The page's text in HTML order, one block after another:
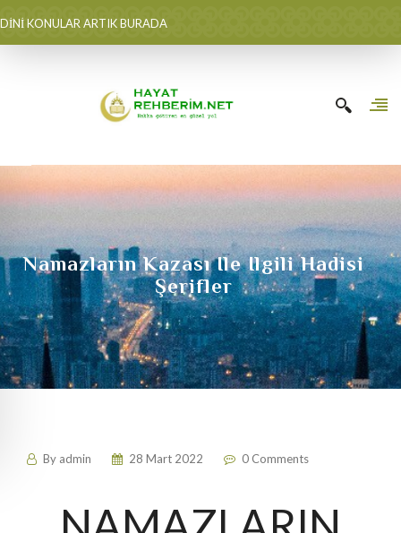
DİNİ KONULAR ARTIK BURADA
Namazların Kazası Ile Ilgili Hadisi
Şerifler
By admin 28 Mart 2022 0 Comments